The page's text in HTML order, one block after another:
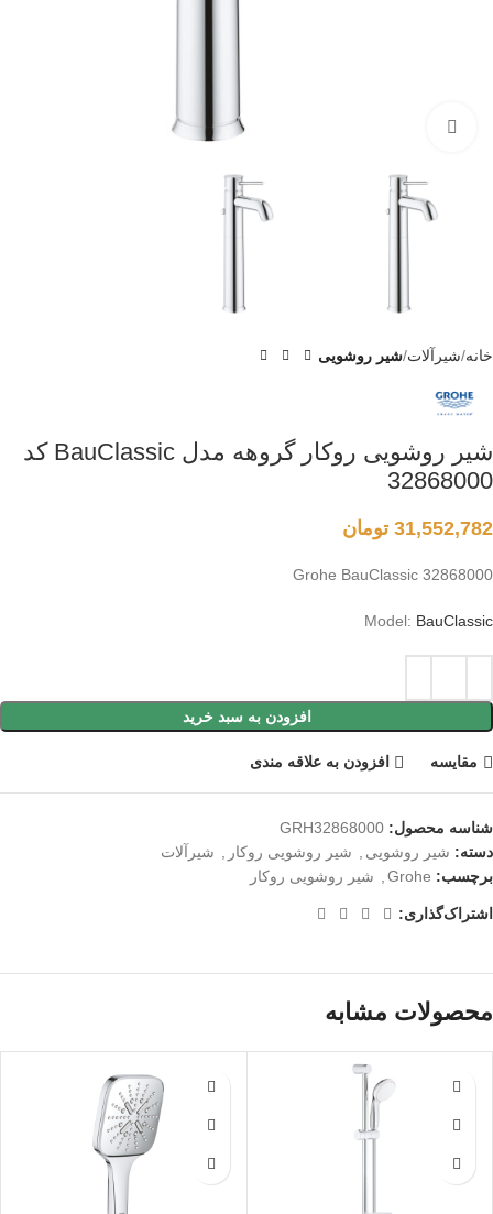
خانه شیرآلات شیر روشویی
شیر روشویی روکار گروهه مدل BauClassic کد
32868000
31,552,782 تومان
Grohe BauClassic 32868000
Model: BauClassic
افزودن به سبد خرید
مقايسه افزودن به علاقه مندی
شناسه محصول: GRH32868000
دسته: شیر روشویی شیر روشویی روکار
شیرآلات
برچسب: Grohe شیر روشویی روکار
اشتراک‌گذاری:
محصولات مشابه